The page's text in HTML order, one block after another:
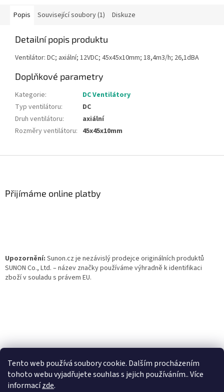
Tento web používá soubory cookie. Dalším procházením
tohoto webu vyjadřujete souhlas s jejich používáním.. Více
informacízde.
Popis Související soubory (1) Diskuze
Detailní popis produktu
Ventilátor: DC; axiální; 12VDC; 45x45x10mm; 18,4m3/h; 26,1dBA
Doplňkové parametry
Kategorie:
DC Ventilátory
Typ ventilátoru:
DC
Druh ventilátoru:
axiální
Rozměry ventilátoru: 45x45x10mm
Přijímáme online platby
Upozornění: Sunon.cz je nezávislý prodejce originálních produktů
SUNON Co., Ltd. – název značky používáme výhradně k identifikaci
zboží v souladu s právem EU.